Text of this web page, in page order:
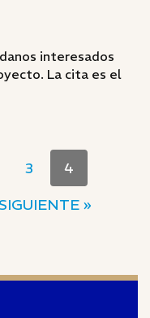
interesados
La cita es el
3
4
»